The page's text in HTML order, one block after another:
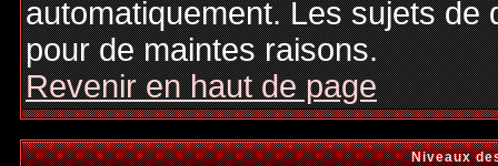
automatiquement. Les sujets
pour de maintes raisons.
Revenir en haut de page
Niveaux